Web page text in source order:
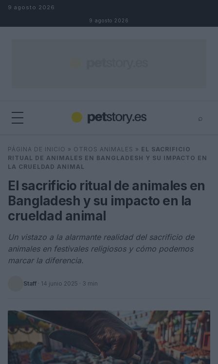
Saltar al contenido
9 agosto 2026
9 agosto 2026
⌕
Buscar ⌕
PÁGINA DE INICIO » OTROS ANIMALES » EL SACRIFICIO
RITUAL DE ANIMALES EN BANGLADESH Y SU IMPACTO EN
LA CRUELDAD ANIMAL
El sacrificio ritual de animales en
Bangladesh y su impacto en la
crueldad animal
Un vistazo a la alarmante realidad del sacrificio de
animales en festivales religiosos y cómo podemos
marcar la diferencia.
Staff · 14 junio 2025 · 3 min